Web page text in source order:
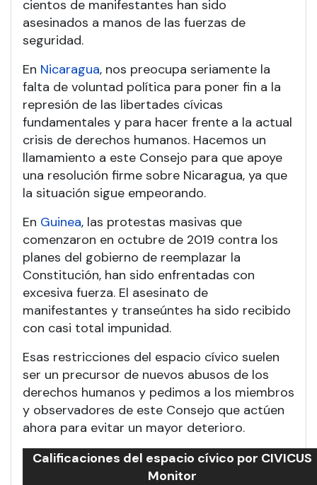
cientos de manifestantes han sido
asesinados a manos de las fuerzas de
seguridad.
En Nicaragua, nos preocupa seriamente la
falta de voluntad política para poner fin a la
represión de las libertades cívicas
fundamentales y para hacer frente a la actual
crisis de derechos humanos. Hacemos un
llamamiento a este Consejo para que apoye
una resolución firme sobre Nicaragua, ya que
la situación sigue empeorando.
En Guinea, las protestas masivas que
comenzaron en octubre de 2019 contra los
planes del gobierno de reemplazar la
Constitución, han sido enfrentadas con
excesiva fuerza. El asesinato de
manifestantes y transeúntes ha sido recibido
con casi total impunidad.
Esas restricciones del espacio cívico suelen
ser un precursor de nuevos abusos de los
derechos humanos y pedimos a los miembros
y observadores de este Consejo que actúen
ahora para evitar un mayor deterioro.
Calificaciones del espacio cívico por CIVICUS
Monitor